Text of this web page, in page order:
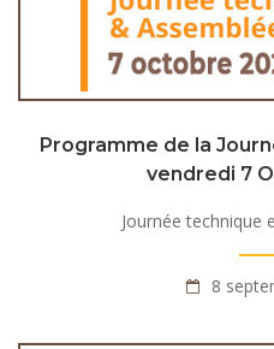
Programme de la
vendredi 7
Journée technique
8